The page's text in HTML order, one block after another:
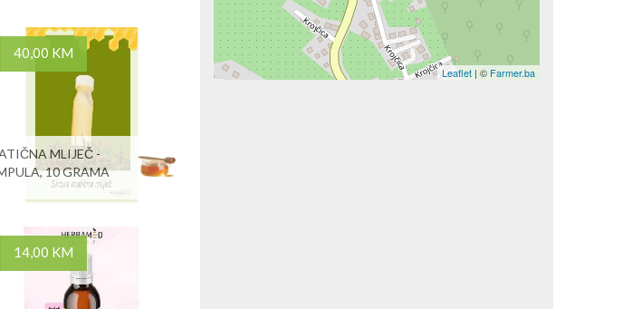
40,00 KM
MLIJEČ -
10 GRAMA
14,00 KM
Leaflet | © Farmer.ba